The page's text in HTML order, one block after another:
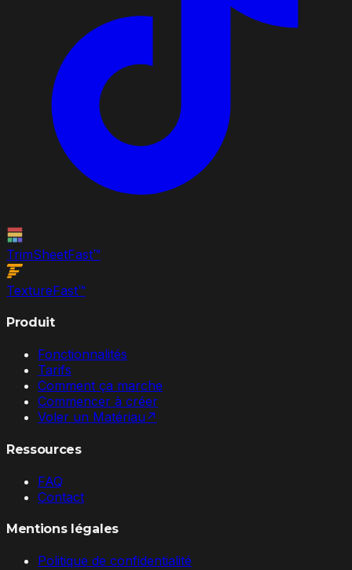
TrimSheetFast™
TextureFast™
Produit
Fonctionnalités
Tarifs
Comment ça marche
Commencer à créer
Voler un Matériau ↗
Ressources
FAQ
Contact
Mentions légales
Politique de confidentialité